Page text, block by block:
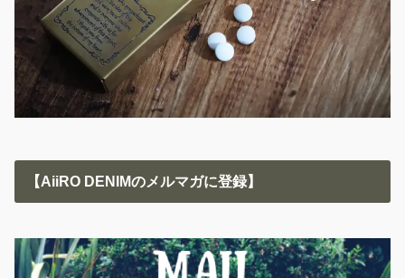
【AiiRO DENIMのメルマガに登録】